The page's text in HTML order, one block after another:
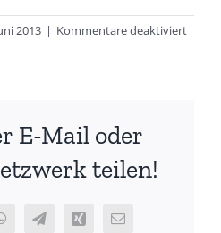
2013 | Kommentare deaktiviertfür
E-Mail oder
teilen!
WhatsAppTelegramXing
E-